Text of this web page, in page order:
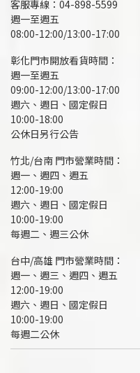
客服專線：04-898-5599
週一至週五
08:00-12:00/13:00-17:00
彰化門市開放看貨時間：
週一至週五
09:00-12:00/13:00-17:00
週六、週日、國定假日
10:00-18:00
公休日另行公告
竹北/台南 門市營業時間：
週一、週四、週五
12:00-19:00
週六、週日、國定假日
10:00-19:00
每週二、週三公休
台中/高雄 門市營業時間：
週一、週三、週四、週五
12:00-19:00
週六、週日、國定假日
10:00-19:00
每週二公休